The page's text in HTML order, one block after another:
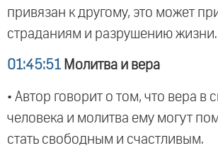
привязан к другому, это может
страданиям и разрушению жизни.
01:45:51 Молитва и вера
• Автор говорит о том, что вера в
человека и молитва ему могут
стать свободным и счастливым.